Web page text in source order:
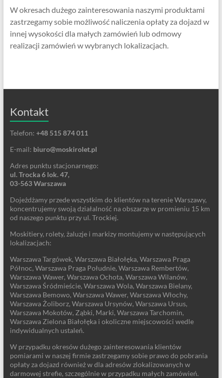
W okresach dużego zainteresowania naszymi produktami
zastrzegamy sobie możliwość naliczenia opłaty za dojazd w
innej wysokości dla małych zamówień lub odmowy
realizacji zamówień w wybranych lokalizacjach.
Kontakt
Telefon: +48 515 874 011
E-mail: biuro@moskirolet.pl
Adres punktu stacjonarnego:
ul. Trocka 6 lok. 47,
03-563 Warszawa
Dojeżdżamy przede wszystkim do klientów na terenie Warszawy,
koncentrujemy swoją działalność na obszarze w promieniu 15 km
od naszego punktu przy ul. Trockiej.
Moskitiery, rolety, żaluzje i markizy montujemy w następujących
lokalizacjach:
Warszawa Targówek, Warszawa Białołęka, Warszawa Praga
Północ, Warszawa Praga Południe, Warszawa Rembertów,
Warszawa Wawer, Warszawa Ochota, Warszawa Wilanów,
Warszawa Śródmieście, Warszawa Wola, Warszawa Bielany,
Warszawa Bemowo, Warszawa Wawer, Warszawa Włochy,
Warszawa Żoliborz, Warszawa Ursynów, Warszawa Ursus,
Warszawa Mokotów, Ząbki, Marki, Warszawa Tarchomin,
Warszawa Zielona Białołęka i okoliczne miejscowości wedle
indywidualnych ustaleń.
W przypadku okresów dużego zainteresowania klientów
pomiarami w naszej firmie zastrzegamy sobie prawo do pobrania
opłaty za dojazd również w dla adresów zlokalizowanych w
darmowej strefie, szczególnie w przypadku małych zamówień.